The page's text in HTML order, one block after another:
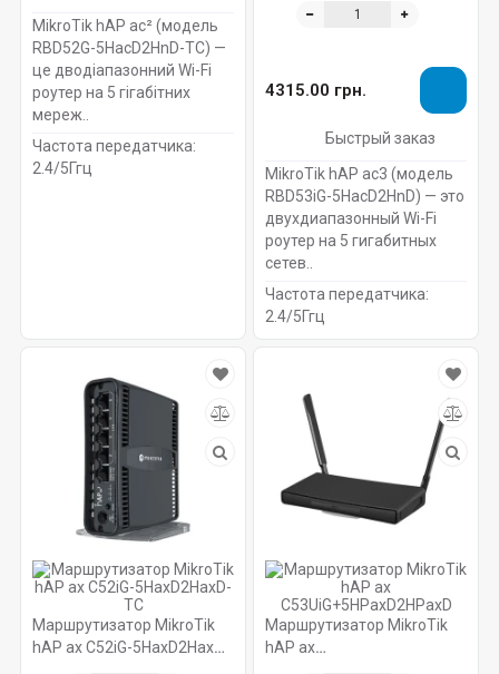
MikroTik hAP ac² (модель
RBD52G-5HacD2HnD-TC) —
це дводіапазонний Wi-Fi
роутер на 5 гігабітних
мереж..
Частота передатчика:
2.4/5Ггц
4315.00 грн.
Быстрый заказ
MikroTik hAP ac3 (модель
RBD53iG-5HacD2HnD) — это
двухдиапазонный Wi-Fi
роутер на 5 гигабитных
сетев..
Частота передатчика:
2.4/5Ггц
Маршрутизатор MikroTik
hAP ax C52iG-5HaxD2HaxD-
Маршрутизатор MikroTik
hAP ax